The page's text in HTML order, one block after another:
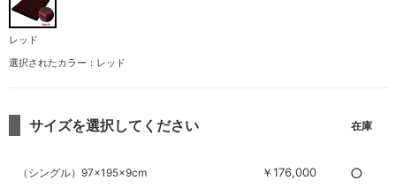
レッド
選択されたカラー：レッド
サイズを選択してください
（シングル）97×195×9cm ￥176,000 ○